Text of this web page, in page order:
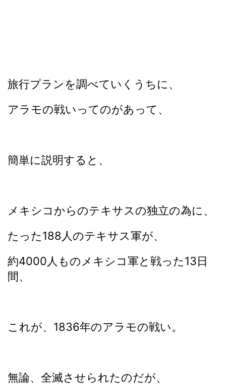
旅行プランを調べていくうちに、
アラモの戦いってのがあって、
簡単に説明すると、
メキシコからのテキサスの独立の為に、
たった188人のテキサス軍が、
約4000人ものメキシコ軍と戦った13日
間、
これが、1836年のアラモの戦い。
無論、全滅させられたのだが、